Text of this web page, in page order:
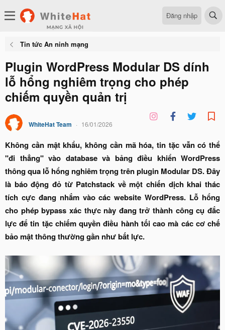
Đăng nhập
Tin tức An ninh mạng
Plugin WordPress Modular DS dính
lỗ hổng nghiêm trọng cho phép
chiếm quyền quản trị
WhiteHat Team 16/01/2026
Không cần mật khẩu, không cần mã hóa, tin tặc vẫn có thể
"đi thẳng" vào database và bảng điều khiển WordPress
thông qua lỗ hổng nghiêm trọng trên plugin Modular DS. Đây
là báo động đỏ từ Patchstack về một chiến dịch khai thác
tích cực đang nhắm vào các website WordPress. Lỗ hổng
cho phép bypass xác thực này đang trở thành công cụ đắc
lực để tin tặc chiếm quyền điều hành tối cao mà các cơ chế
bảo mật thông thường gần như bất lực.